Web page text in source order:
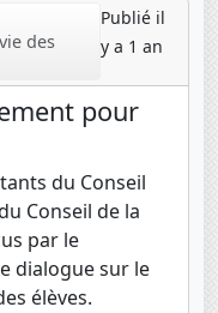
des
Publié il
y a 1 an
pour
du Conseil
Conseil de la
par le
dialogue sur le
élèves.